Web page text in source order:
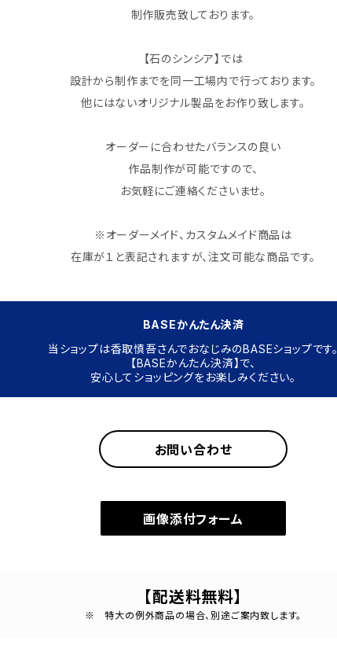
制作販売致しております。
【石のシンシア】では
設計から制作までを同一工場内で行っております。
他にはないオリジナル製品をお作り致します。
オーダーに合わせたバランスの良い
作品制作が可能ですので、
お気軽にご連絡くださいませ。
※オーダーメイド、カスタムメイド商品は
在庫が１と表記されますが、注文可能な商品です。
BASEかんたん決済
当ショップは香取慎吾さんでおなじみのBASEショップです。
【BASEかんたん決済】で、
安心してショッピングをお楽しみください。
お問い合わせ
画像添付フォーム
【配送料無料】
※ 特大の例外商品の場合、別途ご案内致します。